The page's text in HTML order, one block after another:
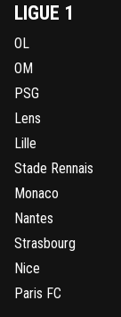
LIGUE 1
OL
OM
PSG
Lens
Lille
Stade Rennais
Monaco
Nantes
Strasbourg
Nice
Paris FC